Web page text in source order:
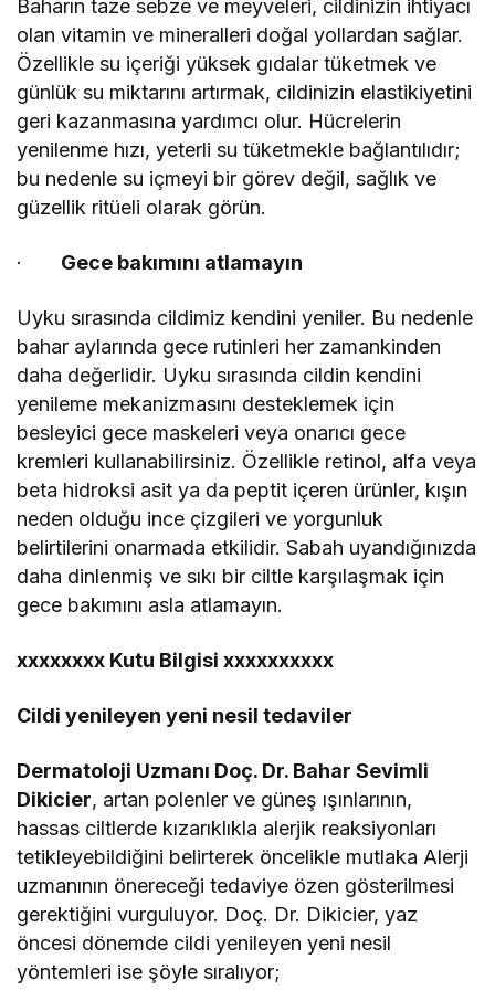
Baharın taze sebze ve meyveleri, cildinizin ihtiyacı
olan vitamin ve mineralleri doğal yollardan sağlar.
Özellikle su içeriği yüksek gıdalar tüketmek ve
günlük su miktarını artırmak, cildinizin elastikiyetini
geri kazanmasına yardımcı olur. Hücrelerin
yenilenme hızı, yeterli su tüketmekle bağlantılıdır;
bu nedenle su içmeyi bir görev değil, sağlık ve
güzellik ritüeli olarak görün.
· Gece bakımını atlamayın
Uyku sırasında cildimiz kendini yeniler. Bu nedenle
bahar aylarında gece rutinleri her zamankinden
daha değerlidir. Uyku sırasında cildin kendini
yenileme mekanizmasını desteklemek için
besleyici gece maskeleri veya onarıcı gece
kremleri kullanabilirsiniz. Özellikle retinol, alfa veya
beta hidroksi asit ya da peptit içeren ürünler, kışın
neden olduğu ince çizgileri ve yorgunluk
belirtilerini onarmada etkilidir. Sabah uyandığınızda
daha dinlenmiş ve sıkı bir ciltle karşılaşmak için
gece bakımını asla atlamayın.
xxxxxxxx Kutu Bilgisi xxxxxxxxxx
Cildi yenileyen yeni nesil tedaviler
Dermatoloji Uzmanı Doç. Dr. Bahar Sevimli
Dikicier, artan polenler ve güneş ışınlarının,
hassas ciltlerde kızarıklıkla alerjik reaksiyonları
tetikleyebildiğini belirterek öncelikle mutlaka Alerji
uzmanının önereceği tedaviye özen gösterilmesi
gerektiğini vurguluyor. Doç. Dr. Dikicier, yaz
öncesi dönemde cildi yenileyen yeni nesil
yöntemleri ise şöyle sıralıyor;